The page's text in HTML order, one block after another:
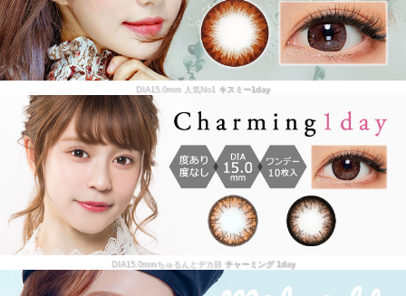
DIA15.0mm 人気No1 キスミー1day
DIA15.0mmちゅるんとデカ目 チャーミング 1day